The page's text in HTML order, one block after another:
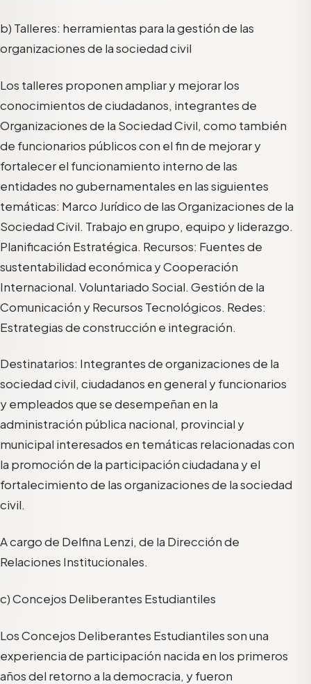
b) Talleres: herramientas para la gestión de las
organizaciones de la sociedad civil
Los talleres proponen ampliar y mejorar los
conocimientos de ciudadanos, integrantes de
Organizaciones de la Sociedad Civil, como también
de funcionarios públicos con el fin de mejorar y
fortalecer el funcionamiento interno de las
entidades no gubernamentales en las siguientes
temáticas: Marco Jurídico de las Organizaciones de la
Sociedad Civil. Trabajo en grupo, equipo y liderazgo.
Planificación Estratégica. Recursos: Fuentes de
sustentabilidad económica y Cooperación
Internacional. Voluntariado Social. Gestión de la
Comunicación y Recursos Tecnológicos. Redes:
Estrategias de construcción e integración.
Destinatarios: Integrantes de organizaciones de la
sociedad civil, ciudadanos en general y funcionarios
y empleados que se desempeñan en la
administración pública nacional, provincial y
municipal interesados en temáticas relacionadas con
la promoción de la participación ciudadana y el
fortalecimiento de las organizaciones de la sociedad
civil.
A cargo de Delfina Lenzi, de la Dirección de
Relaciones Institucionales.
c) Concejos Deliberantes Estudiantiles
Los Concejos Deliberantes Estudiantiles son una
experiencia de participación nacida en los primeros
años del retorno a la democracia, y fueron